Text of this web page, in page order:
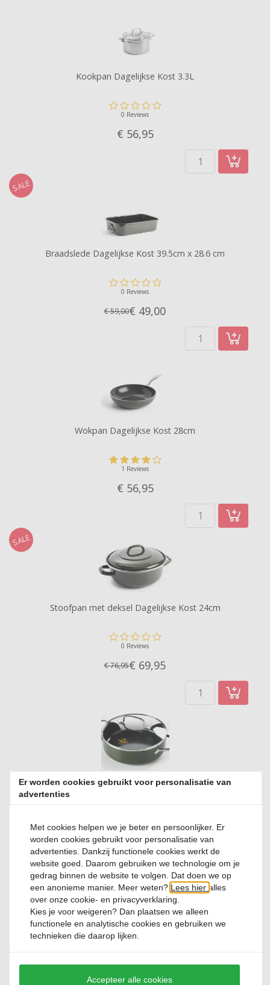
Kookpan Dagelijkse Kost 3.3L
0 Reviews
€ 56,95
SALE
Braadslede Dagelijkse Kost 39.5cm x 28.6 cm
0 Reviews
€ 59,00€ 49,00
Wokpan Dagelijkse Kost 28cm
1 Reviews
€ 56,95
SALE
Stoofpan met deksel Dagelijkse Kost 24cm
0 Reviews
€ 76,95€ 69,95
Stoofpan met deksel Dagelijkse Kost 24cm
1 Reviews
€ 61,95
Steelpan Dagelijkse Kost 16cm
Er worden cookies gebruikt voor personalisatie van
advertenties
Met cookies helpen we je beter en persoonlijker. Er
worden cookies gebruikt voor personalisatie van
advertenties. Dankzij functionele cookies werkt de
website goed. Daarom gebruiken we technologie om je
gedrag binnen de website te volgen. Dat doen we op
een anonieme manier. Meer weten? Lees hier alles
over onze cookie- en privacyverklaring.
Kies je voorweigeren? Dan plaatsen we alleen
functionele en analytische cookies en gebruiken we
technieken die daarop lijken.
Accepteer alle cookies